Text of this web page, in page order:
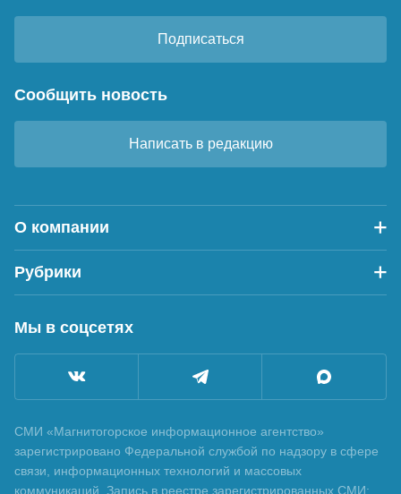
Подписаться
Сообщить новость
Написать в редакцию
О компании
Рубрики
Мы в соцсетях
СМИ «Магнитогорское информационное агентство»
зарегистрировано Федеральной службой по надзору в сфере
связи, информационных технологий и массовых
коммуникаций. Запись в реестре зарегистрированных СМИ: